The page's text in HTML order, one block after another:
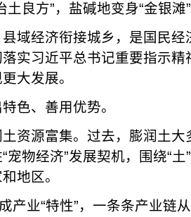
土良方”，盐碱地变身“金银
域经济衔接城乡，是国民
实习近平总书记重要指示
大发展。
色、善用优势。
资源富集。过去，膨润土
宠物经济”发展契机，围绕“
地区。
产业“特性”，一条条产业链